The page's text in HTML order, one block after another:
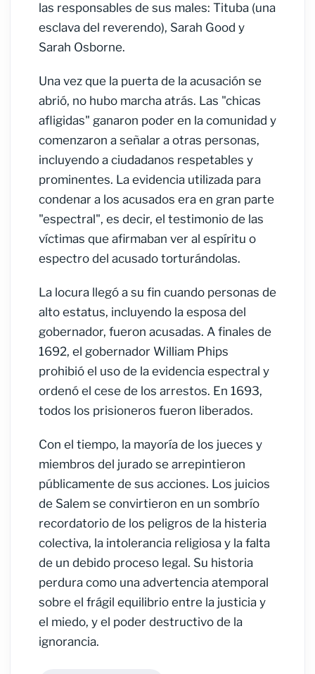
las responsables de sus males: Tituba (una
esclava del reverendo), Sarah Good y
Sarah Osborne.
Una vez que la puerta de la acusación se
abrió, no hubo marcha atrás. Las "chicas
afligidas" ganaron poder en la comunidad y
comenzaron a señalar a otras personas,
incluyendo a ciudadanos respetables y
prominentes. La evidencia utilizada para
condenar a los acusados era en gran parte
"espectral", es decir, el testimonio de las
víctimas que afirmaban ver al espíritu o
espectro del acusado torturándolas.
La locura llegó a su fin cuando personas de
alto estatus, incluyendo la esposa del
gobernador, fueron acusadas. A finales de
1692, el gobernador William Phips
prohibió el uso de la evidencia espectral y
ordenó el cese de los arrestos. En 1693,
todos los prisioneros fueron liberados.
Con el tiempo, la mayoría de los jueces y
miembros del jurado se arrepintieron
públicamente de sus acciones. Los juicios
de Salem se convirtieron en un sombrío
recordatorio de los peligros de la histeria
colectiva, la intolerancia religiosa y la falta
de un debido proceso legal. Su historia
perdura como una advertencia atemporal
sobre el frágil equilibrio entre la justicia y
el miedo, y el poder destructivo de la
ignorancia.